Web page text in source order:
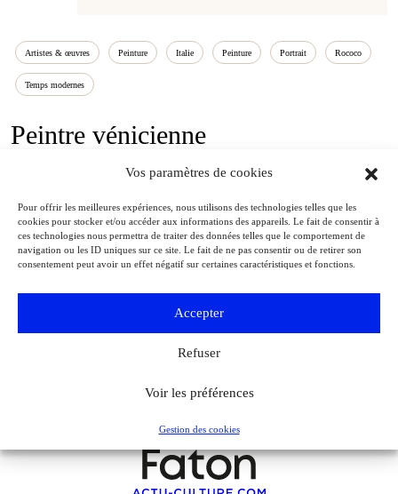
Vos paramètres de cookies
Pour offrir les meilleures expériences, nous utilisons des technologies telles que les
cookies pour stocker et/ou accéder aux informations des appareils. Le fait de consentir à
ces technologies nous permettra de traiter des données telles que le comportement de
navigation ou les ID uniques sur ce site. Le fait de ne pas consentir ou de retirer son
consentement peut avoir un effet négatif sur certaines caractéristiques et fonctions.
Accepter
Refuser
Voir les préférences
Gestion des cookies
Artistes & œuvres Peinture Italie Peinture Portrait Rococo
Temps modernes
Peintre vénicienne